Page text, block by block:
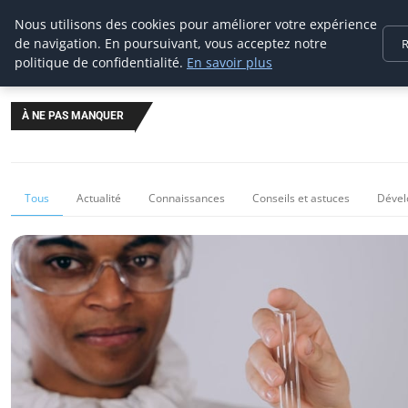
Prospection Pro
À NE PAS MANQUER
Tous Actualité Connaissances Conseils et astuces
Nous utilisons des cookies pour améliorer votre expérience
de navigation. En poursuivant, vous acceptez notre
politique de confidentialité. En savoir plus